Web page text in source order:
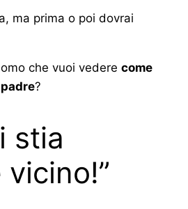
ma prima o poi dovrai
che vuoi vedere come
?
stia